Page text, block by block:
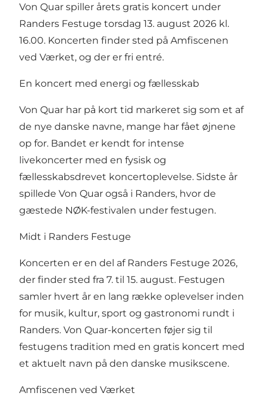
Von Quar spiller årets gratis koncert under
Randers Festuge torsdag 13. august 2026 kl.
16.00. Koncerten finder sted på Amfiscenen
ved Værket, og der er fri entré.
En koncert med energi og fællesskab
Von Quar har på kort tid markeret sig som et af
de nye danske navne, mange har fået øjnene
op for. Bandet er kendt for intense
livekoncerter med en fysisk og
fællesskabsdrevet koncertoplevelse. Sidste år
spillede Von Quar også i Randers, hvor de
gæstede NØK-festivalen under festugen.
Midt i Randers Festuge
Koncerten er en del af Randers Festuge 2026,
der finder sted fra 7. til 15. august. Festugen
samler hvert år en lang række oplevelser inden
for musik, kultur, sport og gastronomi rundt i
Randers. Von Quar-koncerten føjer sig til
festugens tradition med en gratis koncert med
et aktuelt navn på den danske musikscene.
Amfiscenen ved Værket